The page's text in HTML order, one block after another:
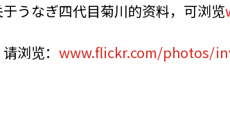
うなぎ四代目菊川的资料，可浏览
浏览： www.flickr.com/photos/